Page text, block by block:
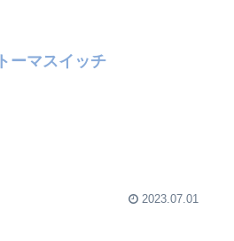
トーマスイッチ
2023.07.01